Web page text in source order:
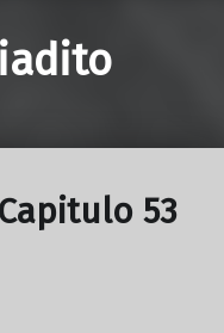
53